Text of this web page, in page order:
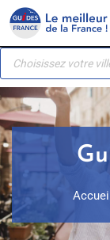
Panneau de
Skip
content
Recherche
produits
Accueil